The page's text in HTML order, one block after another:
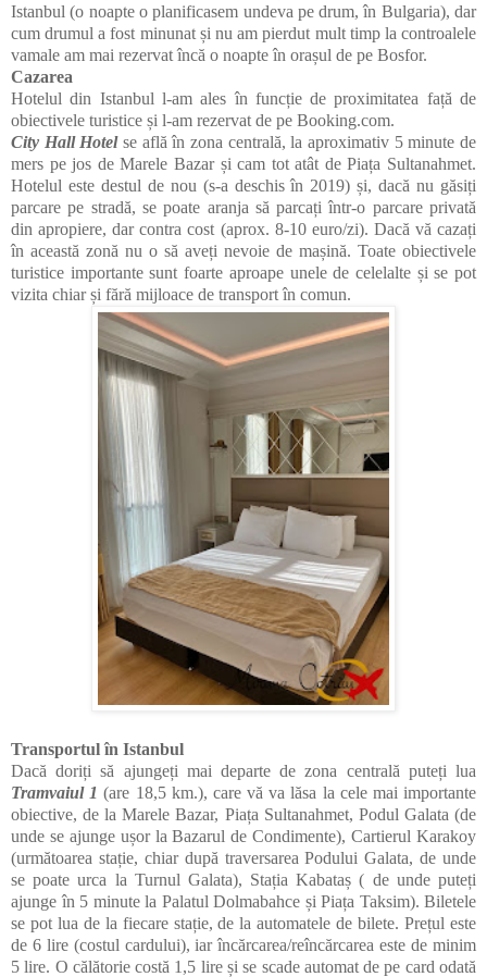
Istanbul (o noapte o planificasem undeva pe drum, în Bulgaria), dar
cum drumul a fost minunat și nu am pierdut mult timp la controalele
vamale am mai rezervat încă o noapte în orașul de pe Bosfor.
Cazarea
Hotelul din Istanbul l-am ales în funcție de proximitatea față de
obiectivele turistice și l-am rezervat de pe Booking.com.
City Hall Hotelse află în zona centrală, la aproximativ 5 minute de
mers pe jos de Marele Bazar și cam tot atât de Piața Sultanahmet.
Hotelul este destul de nou (s-a deschis în 2019) și, dacă nu găsiți
parcare pe stradă, se poate aranja să parcați într-o parcare privată
din apropiere, dar contra cost (aprox. 8-10 euro/zi). Dacă vă cazați
în această zonă nu o să aveți nevoie de mașină. Toate obiectivele
turistice importante sunt foarte aproape unele de celelalte și se pot
vizita chiar și fără mijloace de transport în comun.
Transportul în Istanbul
Dacă doriți să ajungeți mai departe de zona centrală puteți lua
Tramvaiul 1 (are 18,5 km.), care vă va lăsa la cele mai importante
obiective, de la Marele Bazar, Piața Sultanahmet, Podul Galata (de
unde se ajunge ușor la Bazarul de Condimente), Cartierul Karakoy
(următoarea stație, chiar după traversarea Podului Galata, de unde
se poate urca la Turnul Galata), Stația Kabataș ( de unde puteți
ajunge în 5 minute la Palatul Dolmabahce și Piața Taksim). Biletele
se pot lua de la fiecare stație, de la automatele de bilete. Prețul este
de 6 lire (costul cardului), iar încărcarea/reîncărcarea este de minim
5 lire. O călătorie costă 1,5 lire și se scade automat de pe card odată